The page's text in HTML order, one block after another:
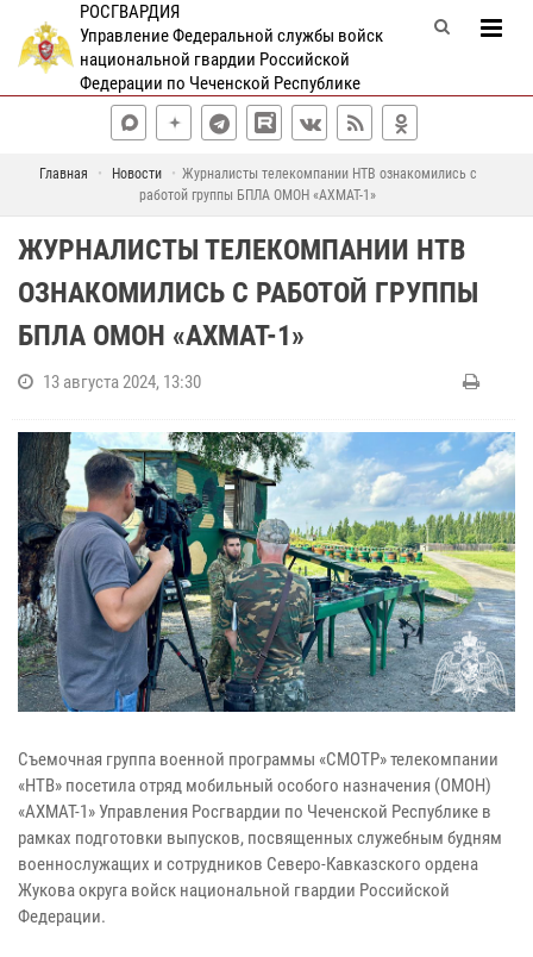
РОСГВАРДИЯ
Управление Федеральной службы войск
национальной гвардии Российской
Федерации по Чеченской Республике
Главная Новости
Журналисты телекомпании НТВ ознакомились с
работой группы БПЛА ОМОН «АХМАТ-1»
ЖУРНАЛИСТЫ ТЕЛЕКОМПАНИИ НТВ
ОЗНАКОМИЛИСЬ С РАБОТОЙ ГРУППЫ
БПЛА ОМОН «АХМАТ-1»
13 августа 2024, 13:30
Съемочная группа военной программы «СМОТР» телекомпании
«НТВ» посетила отряд мобильный особого назначения (ОМОН)
«АХМАТ-1» Управления Росгвардии по Чеченской Республике в
рамках подготовки выпусков, посвященных служебным будням
военнослужащих и сотрудников Северо-Кавказского ордена
Жукова округа войск национальной гвардии Российской
Федерации.